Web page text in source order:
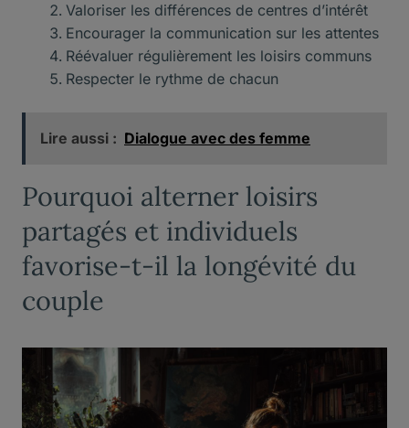
Valoriser les différences de centres d’intérêt
Encourager la communication sur les attentes
Réévaluer régulièrement les loisirs communs
Respecter le rythme de chacun
Lire aussi : Dialogue avec des femme
Pourquoi alterner loisirs
partagés et individuels
favorise-t-il la longévité du
couple